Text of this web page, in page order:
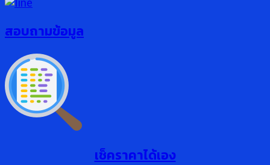
สอบถามข้อมูล
เช็คราคาได้เอง